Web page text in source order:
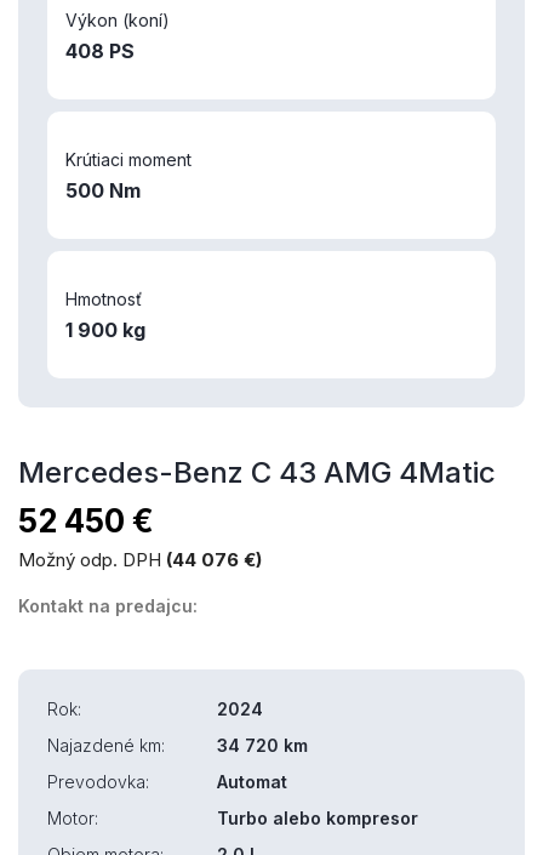
Výkon (koní)
408 PS
Krútiaci moment
500 Nm
Hmotnosť
1 900 kg
Mercedes-Benz C 43 AMG 4Matic
52 450 €
Možný odp. DPH (44 076 €)
Kontakt na predajcu:
Rok:
2024
Najazdené km:
34 720 km
Prevodovka:
Automat
Motor:
Turbo alebo kompresor